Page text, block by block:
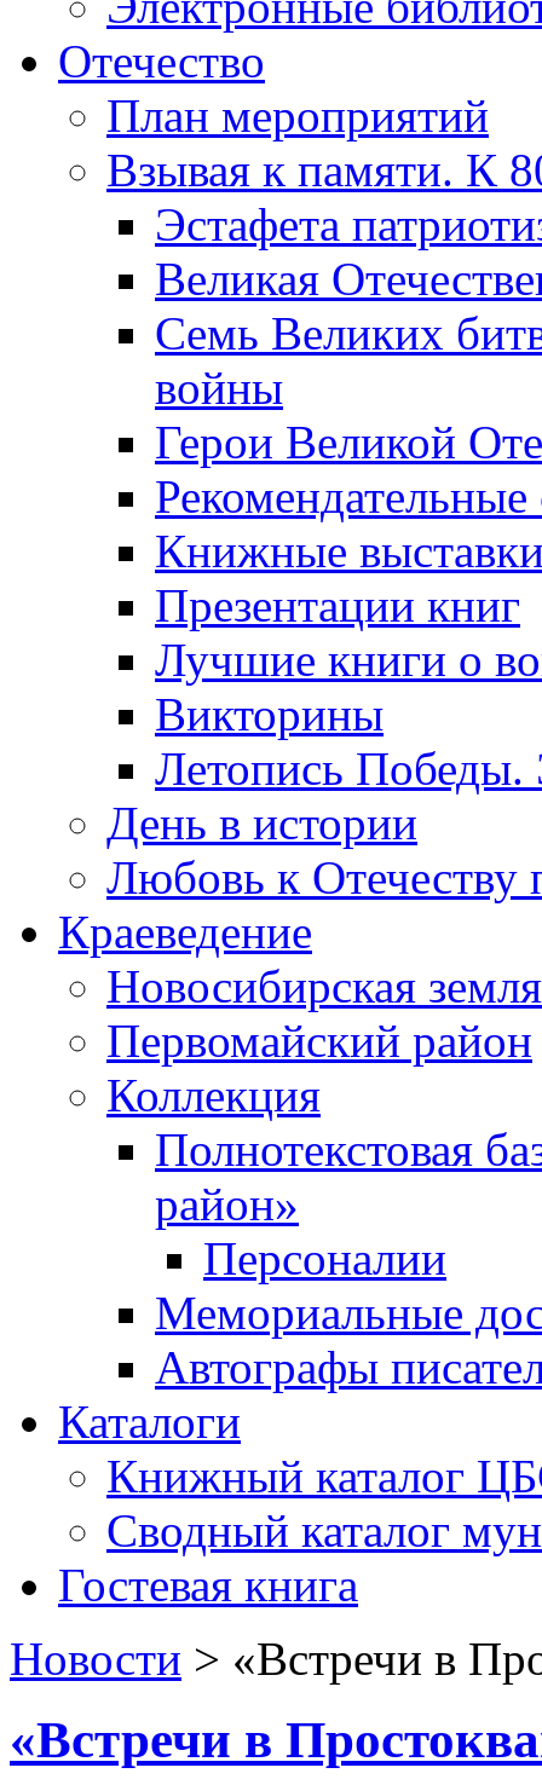
Отечество
План мероприятий
Взывая к памяти. К
Эcтафета
Великая
Семь Великих
войны
Герои Великой
Рекомендательные
Книжные
Презентации книг
Лучшие книги о
Викторины
Летопись Победы.
День в истории
Любовь к Отечеству
Краеведение
Новосибирская земля
Первомайский район
Коллекция
Полнотекстовая
район»
Персоналии
Мемориальные
Автографы
Каталоги
Книжный каталог
Сводный каталог
Гостевая книга
Новости > «Встречи в
«Встречи в